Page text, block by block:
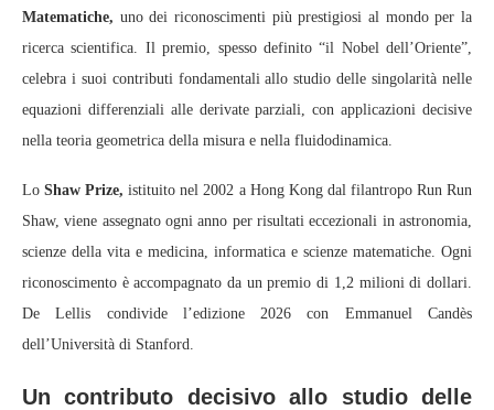
Matematiche, uno dei riconoscimenti più prestigiosi al mondo per la
ricerca scientifica. Il premio, spesso definito “il Nobel dell’Oriente”,
celebra i suoi contributi fondamentali allo studio delle singolarità nelle
equazioni differenziali alle derivate parziali, con applicazioni decisive
nella teoria geometrica della misura e nella fluidodinamica.
LoShaw Prize, istituito nel 2002 a Hong Kong dal filantropo Run Run
Shaw, viene assegnato ogni anno per risultati eccezionali in astronomia,
scienze della vita e medicina, informatica e scienze matematiche. Ogni
riconoscimento è accompagnato da un premio di 1,2 milioni di dollari.
De Lellis condivide l’edizione 2026 con Emmanuel Candès
dell’Università di Stanford.
Un contributo decisivo allo studio delle